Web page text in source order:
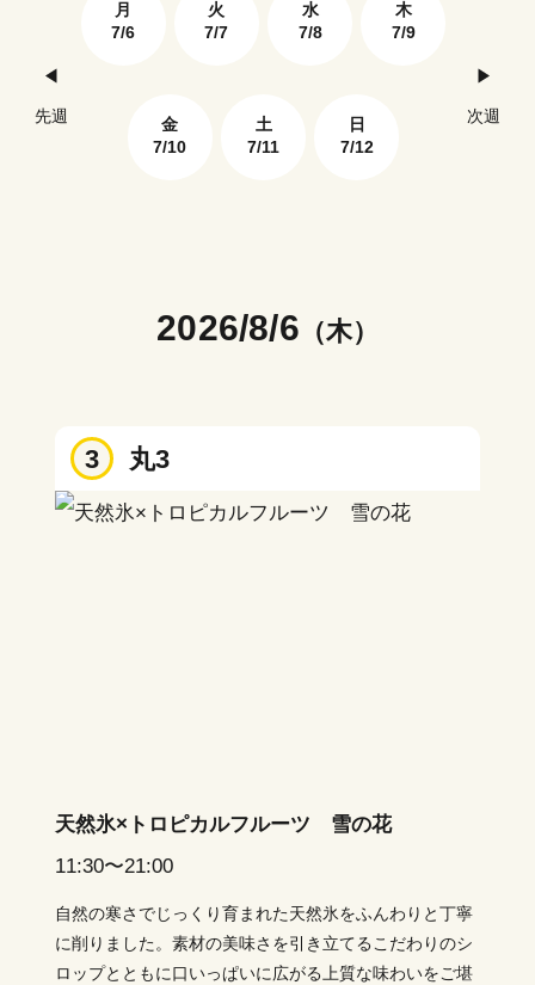
先週
月
7/6
火
7/7
水
7/8
木
7/9
金
7/10
土
7/11
日
7/12
次週
2026/8/6 （木）
3 丸3
天然氷×トロピカルフルーツ 雪の花
11:30〜21:00
自然の寒さでじっくり育まれた天然氷をふんわりと丁寧
に削りました。素材の美味さを引き立てるこだわりのシ
ロップとともに口いっぱいに広がる上質な味わいをご堪